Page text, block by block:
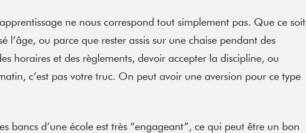
ne nous correspond tout simplement pas. Que ce soit
l’âge, ou parce que rester assis sur une chaise pendant des
horaires et des règlements, devoir accepter la discipline, ou
c’est pas votre truc. On peut avoir une aversion pour ce type
bancs d’une école est très “engageant”, ce qui peut être un bon